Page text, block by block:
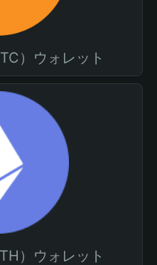
）ウォレット
）ウォレット